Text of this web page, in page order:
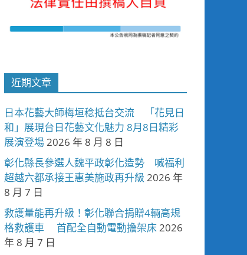
近期文章
日本花藝大師梅垣稔抵台交流 「花見日
和」展現台日花藝文化魅力 8月8日精彩
展演登場2026 年 8 月 8 日
彰化縣長參選人魏平政彰化造勢 喊福利
超越六都承接王惠美施政再升級 2026 年
8 月 7 日
救護量能再升級！彰化聯合捐贈4輛高規
格救護車 首配全自動電動擔架床2026
年 8 月 7 日